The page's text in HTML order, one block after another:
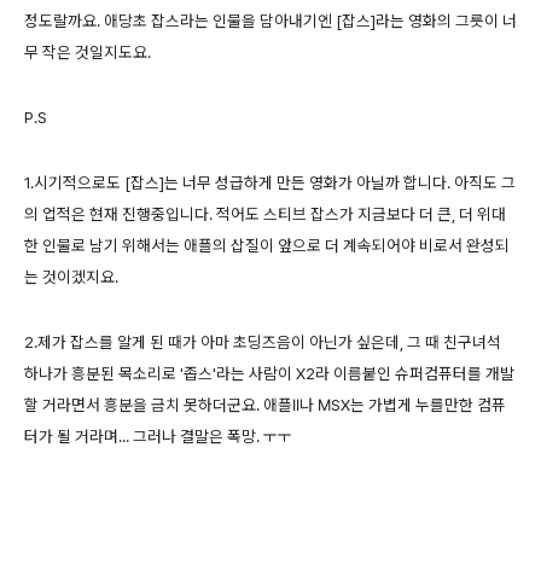
정도랄까요. 애당초 잡스라는 인물을 담아내기엔 [잡스]라는 영화의 그릇이 너
무 작은 것일지도요.
P.S
1.시기적으로도 [잡스]는 너무 성급하게 만든 영화가 아닐까 합니다. 아직도 그
의 업적은 현재 진행중입니다. 적어도 스티브 잡스가 지금보다 더 큰, 더 위대
한 인물로 남기 위해서는 애플의 삽질이 앞으로 더 계속되어야 비로서 완성되
는 것이겠지요.
2.제가 잡스를 알게 된 때가 아마 초딩즈음이 아닌가 싶은데, 그 때 친구녀석
하나가 흥분된 목소리로 '좁스'라는 사람이 X2라 이름붙인 슈퍼컴퓨터를 개발
할 거라면서 흥분을 금치 못하더군요. 애플II나 MSX는 가볍게 누를만한 컴퓨
터가 될 거라며... 그러나 결말은 폭망. ㅜㅜ